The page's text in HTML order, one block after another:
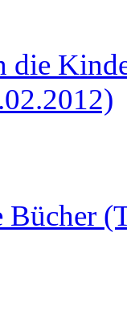
die
Bücher